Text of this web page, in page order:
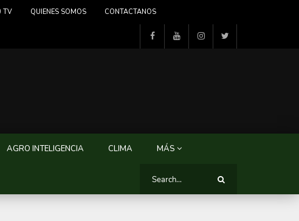
TV QUIENES SOMOS CONTACTANOS
AGRO INTELIGENCIA CLIMA MÁS